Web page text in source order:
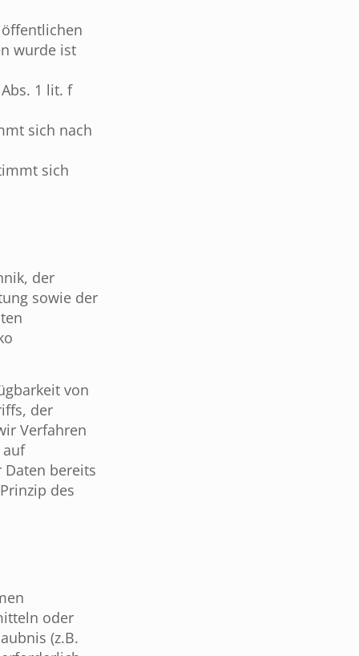
wurde ist
1 lit. f
sich nach
sich
der
sowie der
von
der
Verfahren
auf
Daten bereits
des
oder
(z.B.